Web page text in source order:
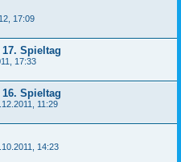
17:09
17. Spieltag
17:33
16. Spieltag
11:29
14:23